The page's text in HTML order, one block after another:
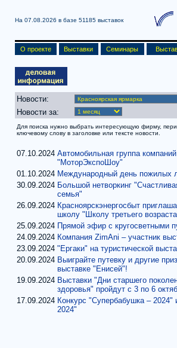
На 07.08.2026 в базе 51185 выставок
О проекте Выставки Семинары
Новости:
Новости за:
Для поиска нужно выбрать интересующую фирму,
ключевому слову в заголовке или тексте новости.
07.10.2024 Автомобильная группа
"МоторЭкспоШоу"
01.10.2024 Международный день пожилых
30.09.2024 Большой нетворкинг
семья"
26.09.2024 Красноярскэнергосбыт
школу "Школу третьего
25.09.2024 Прямой эфир с кругосветными
24.09.2024 Компания ZimAni – участник
23.09.2024 "Ергаки" на туристической
20.09.2024 Выиграйте путевку и другие
выставке "Енисей"!
19.09.2024 Выставки "Дни старшего
здоровья" пройдут с 3 по 6
17.09.2024 Конкурс "Супербабушка –
2024"